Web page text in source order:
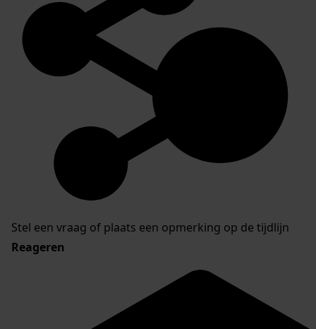
Stel een vraag of plaats een opmerking op de tijdlijn
Reageren